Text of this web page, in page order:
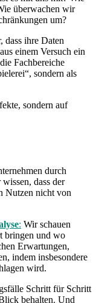
überwachen wir
um?
dass ihre Daten
einem Versuch ein
Fachbereiche
sondern als
sondern auf
durch
dass der
Nutzen nicht von
: Wir schauen
bringen und wo
Erwartungen,
indem insbesondere
wird.
Schritt für Schritt
behalten. Und